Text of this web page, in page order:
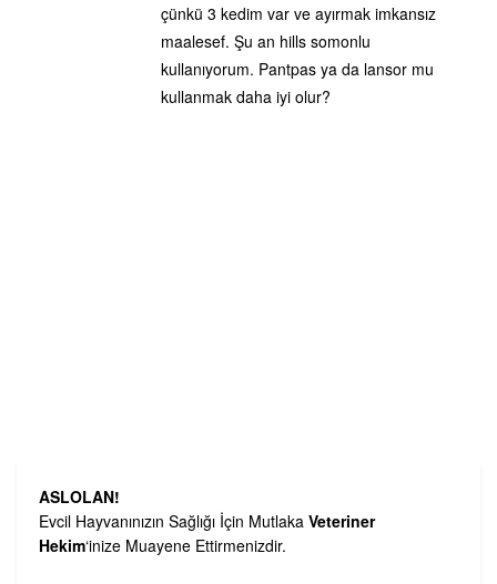
çünkü 3 kedim var ve ayırmak imkansız
maalesef. Şu an hills somonlu
kullanıyorum. Pantpas ya da lansor mu
kullanmak daha iyi olur?
ASLOLAN!
Evcil Hayvanınızın Sağlığı İçin Mutlaka Veteriner
Hekim‘inize Muayene Ettirmenizdir.